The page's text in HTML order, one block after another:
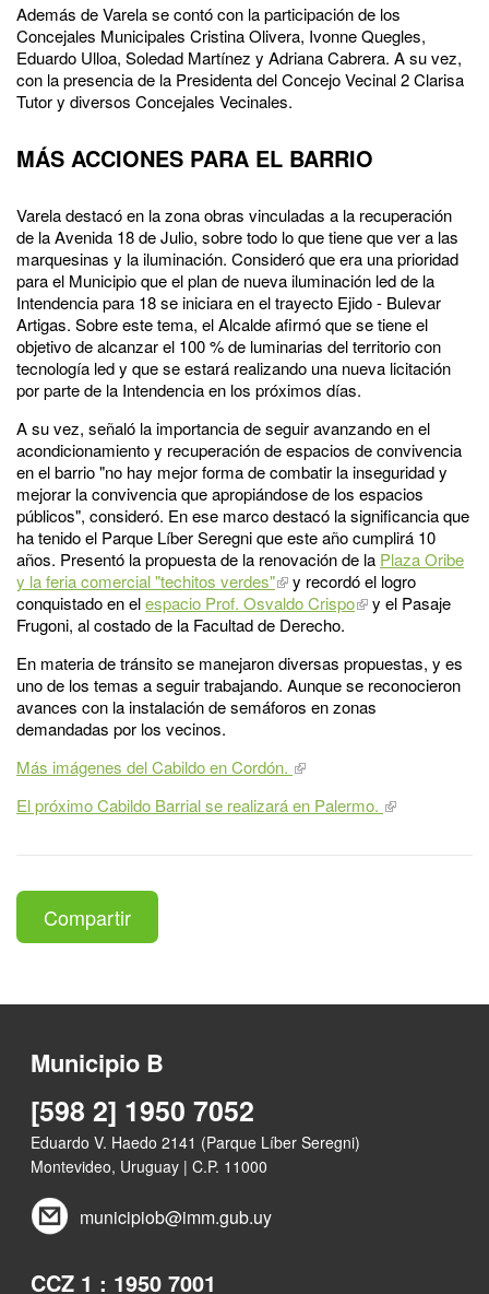
Además de Varela se contó con la participación de los
Concejales Municipales Cristina Olivera, Ivonne Quegles,
Eduardo Ulloa, Soledad Martínez y Adriana Cabrera. A su vez,
con la presencia de la Presidenta del Concejo Vecinal 2 Clarisa
Tutor y diversos Concejales Vecinales.
MÁS ACCIONES PARA EL BARRIO
Varela destacó en la zona obras vinculadas a la recuperación
de la Avenida 18 de Julio, sobre todo lo que tiene que ver a las
marquesinas y la iluminación. Consideró que era una prioridad
para el Municipio que el plan de nueva iluminación led de la
Intendencia para 18 se iniciara en el trayecto Ejido - Bulevar
Artigas. Sobre este tema, el Alcalde afirmó que se tiene el
objetivo de alcanzar el 100 % de luminarias del territorio con
tecnología led y que se estará realizando una nueva licitación
por parte de la Intendencia en los próximos días.
A su vez, señaló la importancia de seguir avanzando en el
acondicionamiento y recuperación de espacios de convivencia
en el barrio "no hay mejor forma de combatir la inseguridad y
mejorar la convivencia que apropiándose de los espacios
públicos", consideró. En ese marco destacó la significancia que
ha tenido el Parque Líber Seregni que este año cumplirá 10
años. Presentó la propuesta de la renovación de la Plaza Oribe
y la feria comercial "techitos verdes"
y recordó el logro
conquistado en elespacio Prof. Osvaldo Crispo
y el Pasaje
Frugoni, al costado de la Facultad de Derecho.
En materia de tránsito se manejaron diversas propuestas, y es
uno de los temas a seguir trabajando. Aunque se reconocieron
avances con la instalación de semáforos en zonas
demandadas por los vecinos.
Más imágenes del Cabildo en Cordón.
El próximo Cabildo Barrial se realizará en Palermo.
Compartir
Municipio B
[598 2] 1950 7052
Eduardo V. Haedo 2141 (Parque Líber Seregni)
Montevideo, Uruguay | C.P. 11000
municipiob@imm.gub.uy
CCZ 1 : 1950 7001